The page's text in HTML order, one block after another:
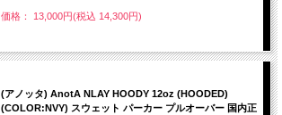
価格： 13,000円(税込 14,300円)
(アノッタ) AnotA NLAY HOODY 12oz (HOODED)
(COLOR:NVY) スウェット パーカー プルオーバー 国内正